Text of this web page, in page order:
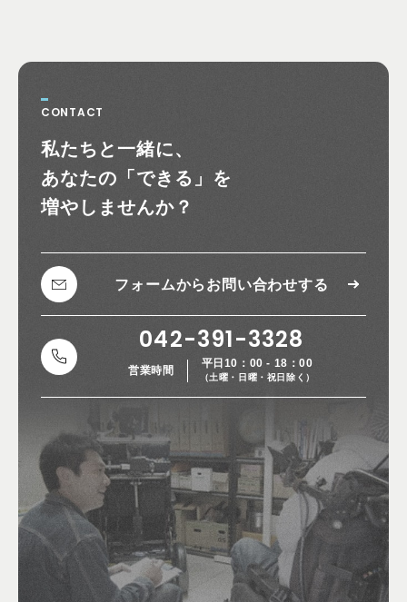
CONTACT
私たちと一緒に、
あなたの 「できる」を
増やしませんか？
フォームから お問い合わせする
042-391-3328
営業時間
平日10：00 - 18：00
（土曜・日曜・祝日除く）